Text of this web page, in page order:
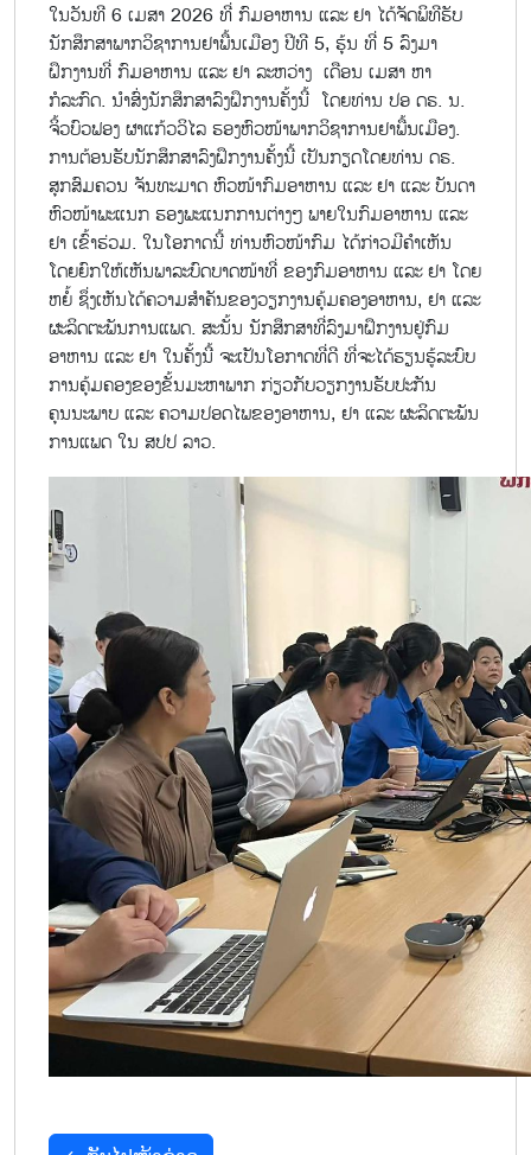
ໃນວັນທີ 6 ເມສາ 2026 ທີ່ ກົມອາຫານ ແລະ ຢາ ໄດ້ຈັດພິທີຮັບ
ນັກສຶກສາພາກວິຊາການຢາພື້ນເມືອງ ປີທີ 5, ຮຸ້ນ ທີ່ 5 ລົງມາ
ຝຶກງານທີ່ ກົມອາຫານ ແລະ ຢາ ລະຫວ່າງ ເດືອນ ເມສາ ຫາ
ກໍລະກົດ. ນໍາສົ່ງນັກສຶກສາລົງຝຶກງານຄັ້ງນີ້ ໂດຍທ່ານ ປອ ດຣ. ນ.
ຈິ້ວບົວຟອງ ຜາແກ້ວວິໄລ ຮອງຫົວໜ້າພາກວິຊາການຢາພື້ນເມືອງ.
ການຕ້ອນຮັບນັກສຶກສາລົງຝຶກງານຄັ້ງນີ້ ເປັນກຽດໂດຍທ່ານ ດຣ.
ສຸກສົມຄວນ ຈັນທະມາດ ຫົວໜ້າກົມອາຫານ ແລະ ຢາ ແລະ ບັນດາ
ຫົວໜ້າພະແນກ ຮອງພະແນກການຕ່າງໆ ພາຍໃນກົມອາຫານ ແລະ
ຢາ ເຂົ້າຮ່ວມ. ໃນໂອກາດນີ້ ທ່ານຫົວໜ້າກົມ ໄດ້ກ່າວມີຄໍາເຫັນ
ໂດຍຍົກໃຫ້ເຫັນພາລະບົດບາດໜ້າທີ່ ຂອງກົມອາຫານ ແລະ ຢາ ໂດຍ
ຫຍໍ້ ຊຶ່ງເຫັນໄດ້ຄວາມສໍາຄັນຂອງວຽກງານຄຸ້ມຄອງອາຫານ, ຢາ ແລະ
ຜະລິດຕະພັນການແພດ. ສະນັ້ນ ນັກສຶກສາທີ່ລົງມາຝຶກງານຢູ່ກົມ
ອາຫານ ແລະ ຢາ ໃນຄັ້ງນີ້ ຈະເປັນໂອກາດທີ່ດີ ທີ່ຈະໄດ້ຮຽນຮູ້ລະບົບ
ການຄຸ້ມຄອງຂອງຂັ້ນມະຫາພາກ ກ່ຽວກັບວຽກງານຮັບປະກັນ
ຄຸນນະພາບ ແລະ ຄວາມປອດໄພຂອງອາຫານ, ຢາ ແລະ ຜະລິດຕະພັນ
ການແພດ ໃນ ສປປ ລາວ.